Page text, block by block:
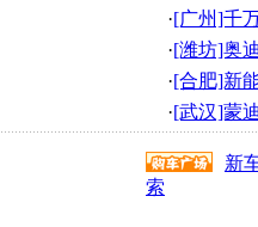
场约定您
·[广州]千
到的豪车!
·[潍坊]奥
·[合肥]新
圆满落幕
·[武汉]蒙
新
索